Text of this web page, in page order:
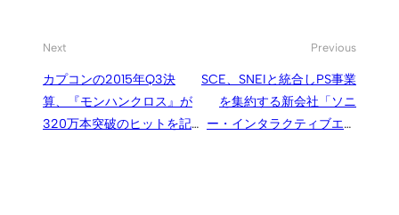
Next
カプコンの2015年Q3決
算、『モンハンクロス』が
320万本突破のヒットを記
Previous
SCE、SNEIと統合しPS事業
を集約する新会社「ソニ
ー・インタラクティブエン